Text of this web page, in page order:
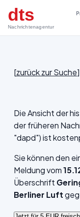
dts
Nachrichtenagentur
[zurück zur Suche]
Die Ansicht der
der früheren
"dapd") ist
Sie können den
Meldung vom
Überschrift
Berliner Luft